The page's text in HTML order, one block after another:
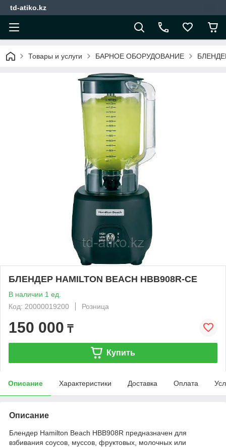
td-atiko.kz
Товары и услуги БАРНОЕ ОБОРУДОВАНИЕ
БЛЕНДЕР HAMILTON BEACH HBB908R-CE
В наличии 1 ед.
Код: 20000019200
Розница
150 000 ₸
Купить
Описание Характеристики Доставка Оплата
Описание
Блендер Hamilton Beach HBB908R предназначен для
взбивания соусов, муссов, фруктовых, молочных или